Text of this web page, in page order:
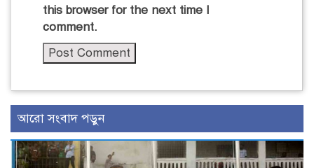
this browser for the next time I
comment.
আরো সংবাদ পড়ুন